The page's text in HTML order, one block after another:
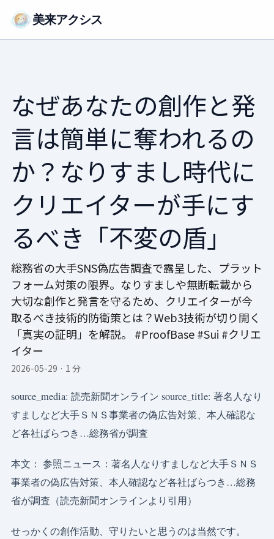
美来アクシス
なぜあなたの創作と発
言は簡単に奪われるの
か？なりすまし時代に
クリエイターが手にす
るべき「不変の盾」
総務省の大手SNS偽広告調査で露呈した、プラット
フォーム対策の限界。なりすましや無断転載から
大切な創作と発言を守るため、クリエイターが今
取るべき技術的防衛策とは？Web3技術が切り開く
「真実の証明」を解説。 #ProofBase #Sui #クリエ
イター
2026-05-29 · 1 分
source_media: 読売新聞オンライン source_title: 著名人なり
すましなど大手ＳＮＳ事業者の偽広告対策、本人確認な
ど各社ばらつき…総務省が調査
本文： 参照ニュース：著名人なりすましなど大手ＳＮＳ
事業者の偽広告対策、本人確認など各社ばらつき…総務
省が調査（読売新聞オンラインより引用）
せっかくの創作活動、守りたいと思うのは当然です。